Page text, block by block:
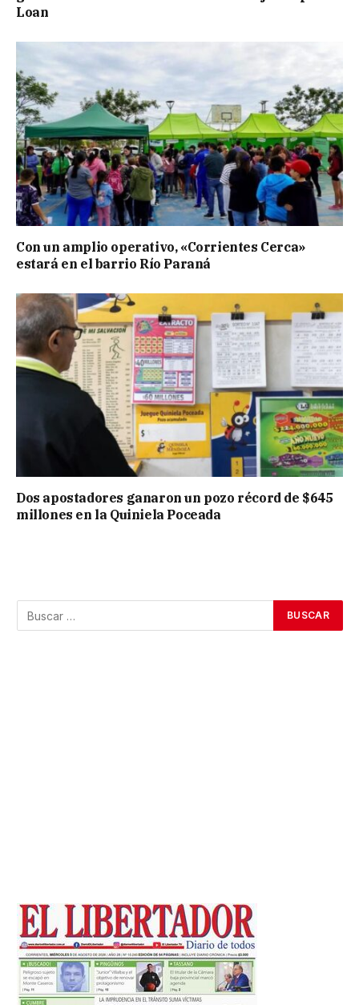
Loan
Con un amplio operativo, «Corrientes Cerca»
estará en el barrio Río Paraná
Dos apostadores ganaron un pozo récord de $645
millones en la Quiniela Poceada